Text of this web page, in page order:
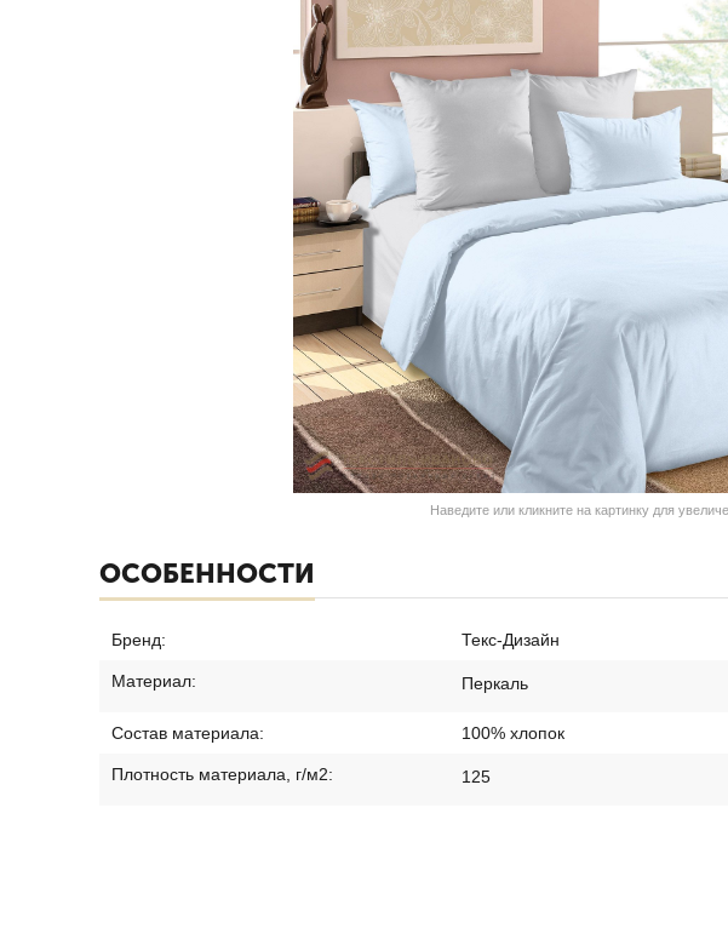
Наведите или кликните на картинку для
ОСОБЕННОСТИ
Бренд: Текс-Дизайн
Материал: Перкаль
Состав материала: 100% хлопок
Плотность материала, г/м2: 125